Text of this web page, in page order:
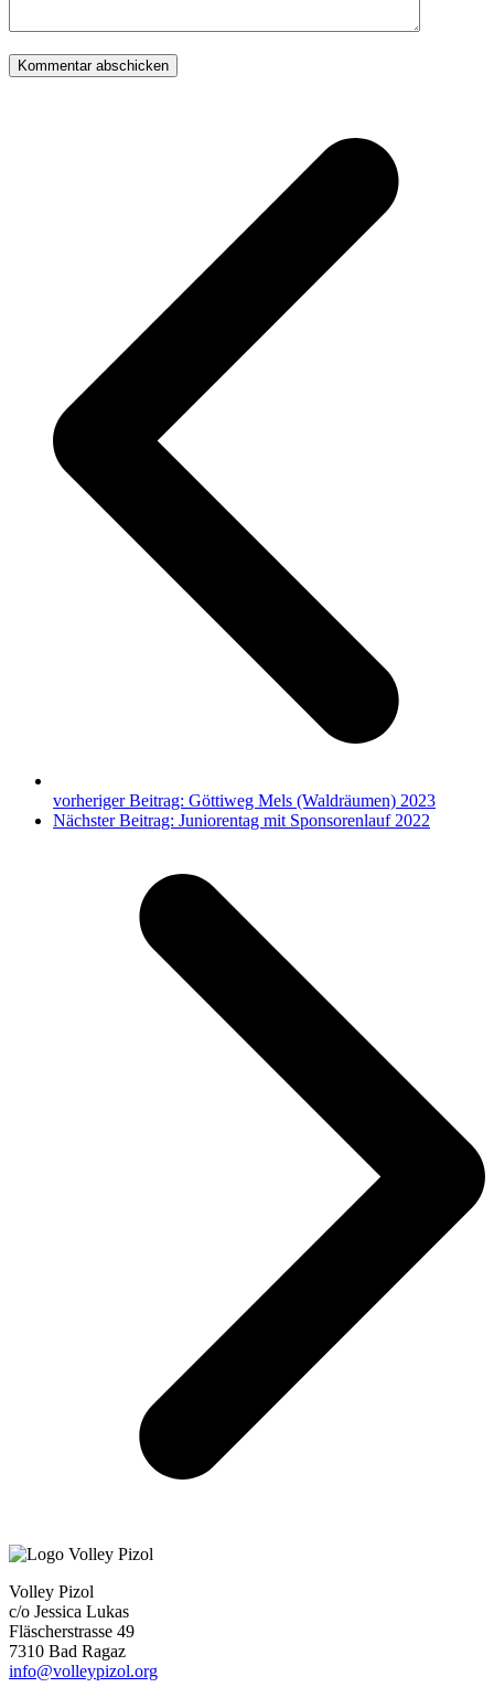
vorheriger Beitrag: Göttiweg Mels (Waldräumen) 2023
Nächster Beitrag: Juniorentag mit Sponsorenlauf 2022
Volley Pizol
c/o Jessica Lukas
Fläscherstrasse 49
7310 Bad Ragaz
info@volleypizol.org